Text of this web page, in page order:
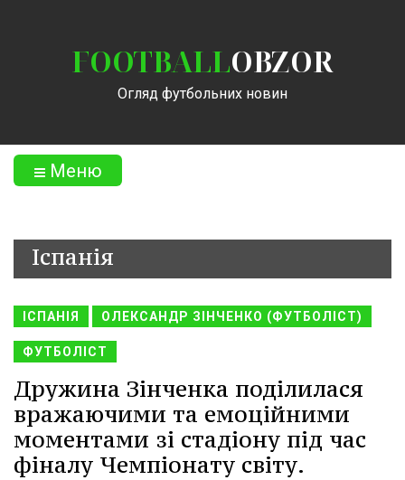
FOOTBALLOBZOR
Огляд футбольних новин
Меню
Іспанія
ІСПАНІЯ ОЛЕКСАНДР ЗІНЧЕНКО (ФУТБОЛІСТ)
ФУТБОЛІСТ
Дружина Зінченка поділилася
вражаючими та емоційними
моментами зі стадіону під час
фіналу Чемпіонату світу.